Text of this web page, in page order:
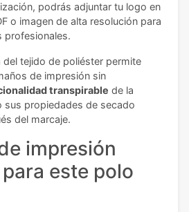
podrás adjuntar tu logo en
o imagen de alta resolución para
profesionales.
del tejido de poliéster permite
de impresión sin
transpirable de la
sus propiedades de secado
del marcaje.
impresión
este polo